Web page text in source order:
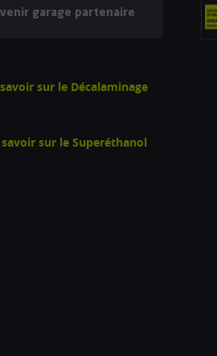
garage partenaire
sur le Décalaminage
sur le Superéthanol